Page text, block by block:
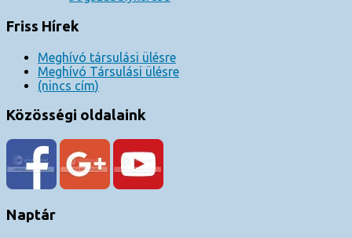
Friss Hírek
Meghívó társulási ülésre
Meghívó Társulási ülésre
(nincs cím)
Közösségi oldalaink
Naptár